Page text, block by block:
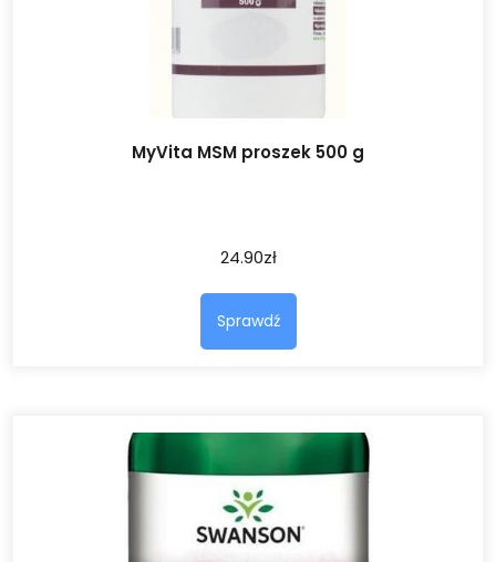
MyVita MSM proszek 500 g
24.90zł
Sprawdź